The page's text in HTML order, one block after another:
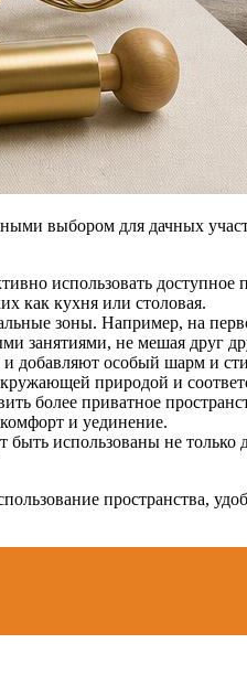
выбором для дачных
использовать
как кухня или столовая.
зоны. Например, на
занятиями, не мешая друг
добавляют особый шарм и
природой и
более приватное
и уединение.
использованы не
пространства,